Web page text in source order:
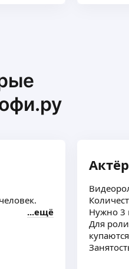
ещё
Нужно 3
Для